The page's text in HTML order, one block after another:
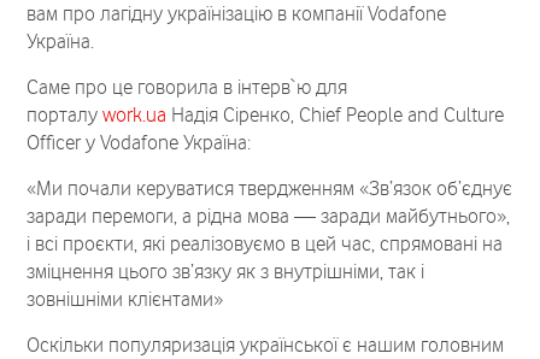
вам про лагідну українізацію в компанії Vodafone
Україна.
Саме про це говорила в інтерв`ю для
порталу work.ua Надія Сіренко, Chief People and Culture
Officer у Vodafone Україна:
«Ми почали керуватися твердженням «Зв’язок об’єднує
заради перемоги, а рідна мова — заради майбутнього»,
і всі проєкти, які реалізовуємо в цей час, спрямовані на
зміцнення цього зв’язку як з внутрішніми, так і
зовнішніми клієнтами»
Оскільки популяризація української є нашим головним